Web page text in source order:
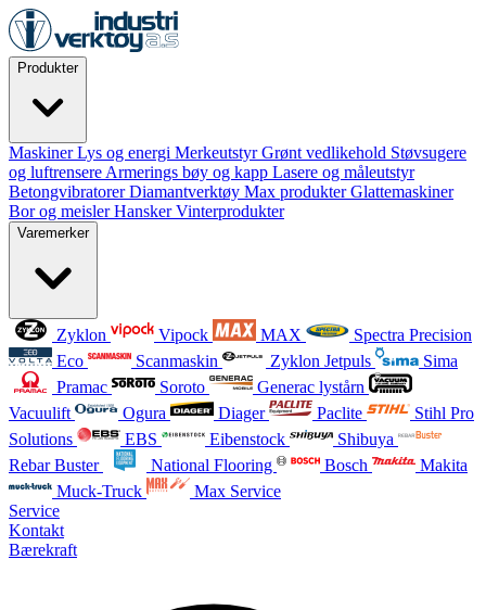
Produkter
MaskinerLys og energi MerkeutstyrGrønt vedlikehold Støvsugere
og luftrensere Armerings bøy og kapp Lasere og måleutstyr
BetongvibratorerDiamantverktøy Max produkterGlattemaskiner
Bor og meislerHanskerVinterprodukter
Varemerker
Zyklon Vipock MAX
Spectra Precision
Eco
Scanmaskin Zyklon Jetpuls
Sima
Pramac
Soroto
Generac lystårn
Vacuulift
Ogura Diager Paclite
Stihl Pro
Solutions
EBS Eibenstock
Shibuya
Rebar Buster
National Flooring Bosch
Makita
Muck-Truck
Max Service
Service
Kontakt
Bærekraft